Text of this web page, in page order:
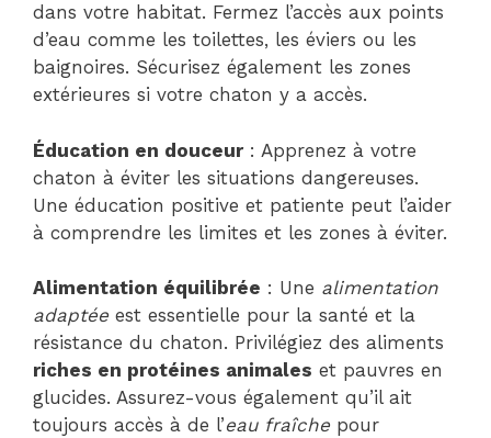
dans votre habitat. Fermez l’accès aux points
d’eau comme les toilettes, les éviers ou les
baignoires. Sécurisez également les zones
extérieures si votre chaton y a accès.
Éducation en douceur: Apprenez à votre
chaton à éviter les situations dangereuses.
Une éducation positive et patiente peut l’aider
à comprendre les limites et les zones à éviter.
Alimentation équilibrée : Une alimentation
adaptée est essentielle pour la santé et la
résistance du chaton. Privilégiez des aliments
riches en protéines animales et pauvres en
glucides. Assurez-vous également qu’il ait
toujours accès à de l’eau fraîche pour